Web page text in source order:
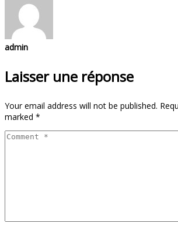
admin
Laisser une réponse
Your email address will not be published.
marked *